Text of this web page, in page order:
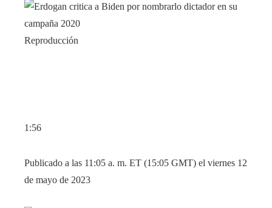
Reproducción
1:56
Publicado a las 11:05 a. m. ET (15:05 GMT) el viernes 12
de mayo de 2023